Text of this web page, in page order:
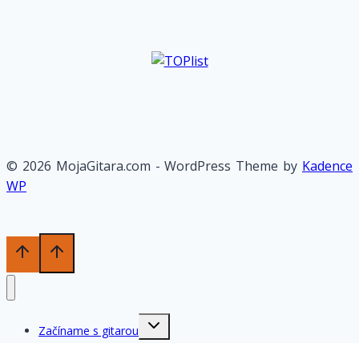
© 2026 MojaGitara.com - WordPress Theme by Kadence
WP
Začíname s gitarou
Toggle